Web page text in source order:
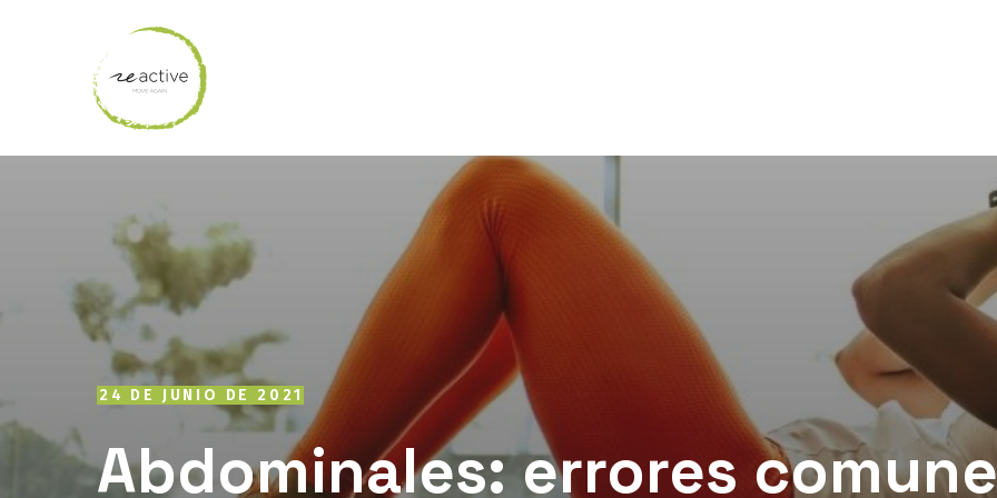
24 DE JUNIO DE 2021
Abdominales: errores